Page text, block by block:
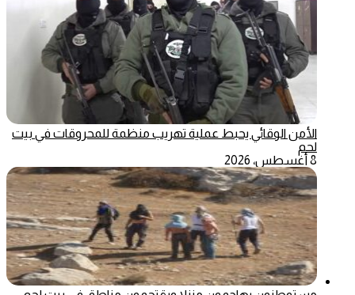
الأمن الوقائي يحبط عملية تهريب منظمة للمحروقات في بيت
لحم
8 أغسطس، 2026